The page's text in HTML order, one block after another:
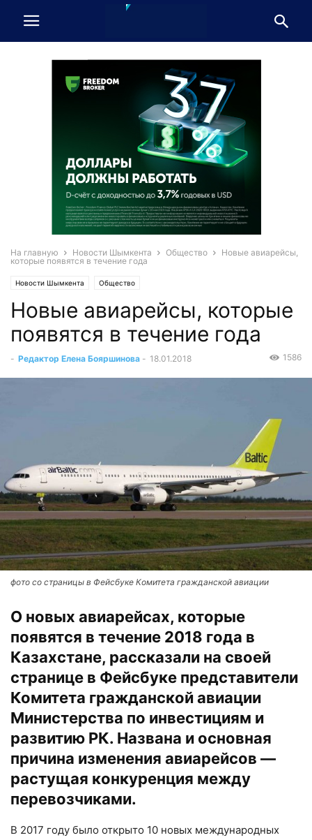
На главную Новости Шымкента Общество
Новые авиарейсы,
которые появятся в течение года
Новости Шымкента Общество
Новые авиарейсы, которые
появятся в течение года
- Редактор Елена Бояршинова - 18.01.2018 1586
фото со страницы в Фейсбуке Комитета гражданской авиации
О новых авиарейсах, которые
появятся в течение 2018 года в
Казахстане, рассказали на своей
странице в Фейсбуке представители
Комитета гражданской авиации
Министерства по инвестициям и
развитию РК. Названа и основная
причина изменения авиарейсов —
растущая конкуренция между
перевозчиками.
В 2017 году было открыто 10 новых международных